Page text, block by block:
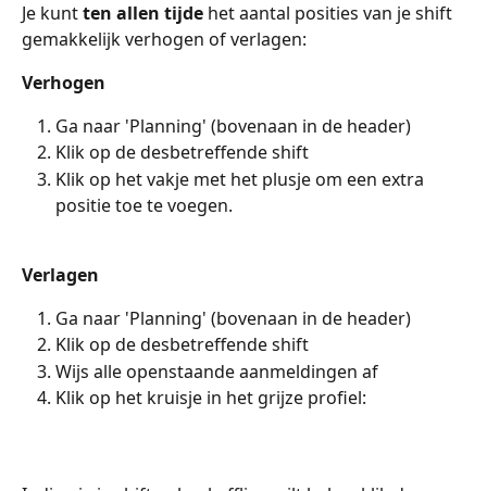
Je kunt ten allen tijde het aantal posities van je shift
gemakkelijk verhogen of verlagen:
Verhogen
Ga naar 'Planning' (bovenaan in de header)
Klik op de desbetreffende shift
Klik op het vakje met het plusje om een extra
positie toe te voegen.
Verlagen
Ga naar 'Planning' (bovenaan in de header)
Klik op de desbetreffende shift
Wijs alle openstaande aanmeldingen af
Klik op het kruisje in het grijze profiel: